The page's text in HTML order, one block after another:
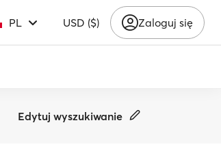
PL USD ($) Zaloguj się
Edytuj wyszukiwanie